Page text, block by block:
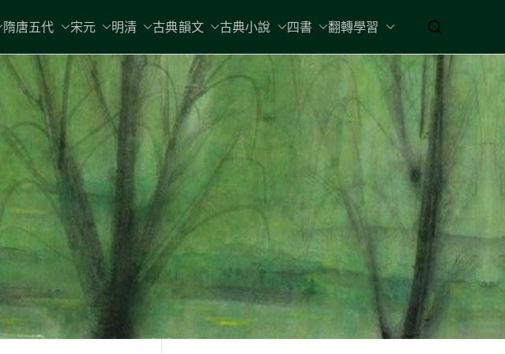
隋唐五代 宋元 明清 古典韻文 古典小說 四書 翻轉學習